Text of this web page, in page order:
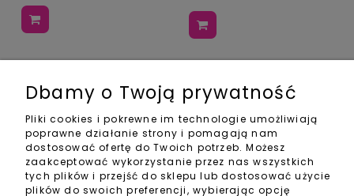
Dbamy o Twoją prywatność
Pliki cookies i pokrewne im technologie umożliwiają
poprawne działanie strony i pomagają nam
dostosować ofertę do Twoich potrzeb. Możesz
zaakceptować wykorzystanie przez nas wszystkich
tych plików i przejść do sklepu lub dostosować użycie
plików do swoich preferencji, wybierając opcję